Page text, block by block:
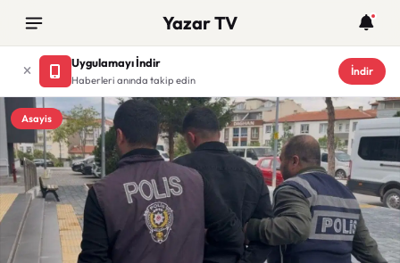
Yazar TV
Uygulamayı İndir
Haberleri anında takip edin
İndir
Asayis